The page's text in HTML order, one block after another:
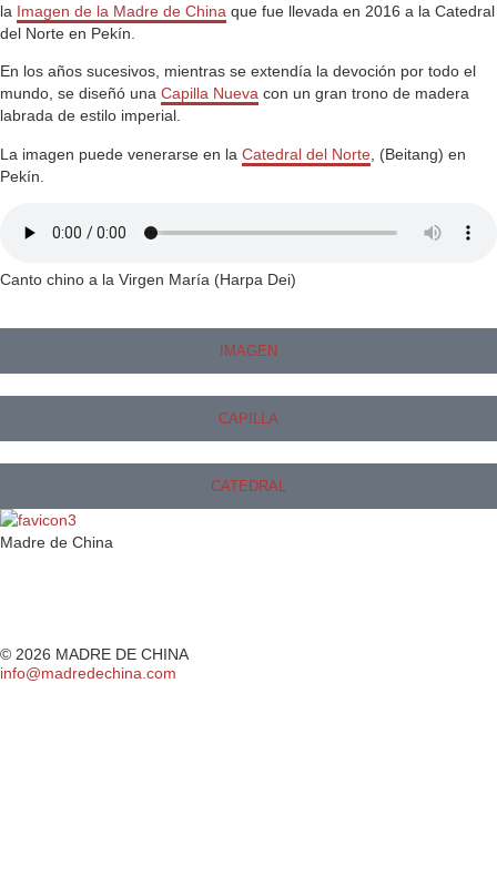
la Imagen de la Madre de China que fue llevada en 2016 a la Catedral
del Norte en Pekín.
En los años sucesivos, mientras se extendía la devoción por todo el
mundo, se diseñó una Capilla Nueva con un gran trono de madera
labrada de estilo imperial.
La imagen puede venerarse en la Catedral del Norte , (Beitang) en
Pekín.
Canto chino a la Virgen María (Harpa Dei)
IMAGEN
CAPILLA
CATEDRAL
Madre de China
© 2026 MADRE DE CHINA
info@madredechina.com